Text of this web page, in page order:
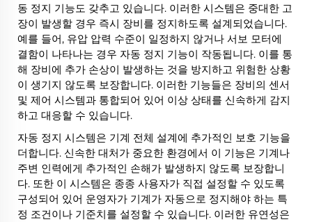
동 정지 기능도 갖추고 있습니다. 이러한 시스템은 중대한 고
장이 발생할 경우 즉시 장비를 정지하도록 설계되었습니다.
예를 들어, 유압 압력 수준이 일정하지 않거나 서보 모터에
결함이 나타나는 경우 자동 정지 기능이 작동됩니다. 이를 통
해 장비에 추가 손상이 발생하는 것을 방지하고 위험한 상황
이 생기지 않도록 보장합니다. 이러한 기능들은 장비의 센서
및 제어 시스템과 통합되어 있어 이상 상태를 신속하게 감지
하고 대응할 수 있습니다.
자동 정지 시스템은 기계 전체 설계에 추가적인 보호 기능을
더합니다. 신속한 대처가 중요한 환경에서 이 기능은 기계나
주변 인력에게 추가적인 손해가 발생하지 않도록 보장합니
다. 또한 이 시스템은 종종 사용자가 직접 설정할 수 있도록
구성되어 있어 운영자가 기계가 자동으로 정지해야 하는 특
정 조건이나 기준치를 설정할 수 있습니다. 이러한 유연성은